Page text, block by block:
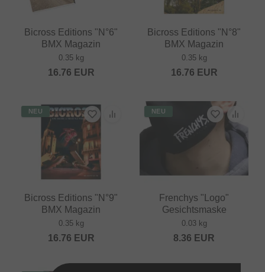
Bicross Editions "N°6"
BMX Magazin
0.35 kg
16.76 EUR
Bicross Editions "N°8"
BMX Magazin
0.35 kg
16.76 EUR
NEU
Bicross Editions "N°9"
BMX Magazin
0.35 kg
16.76 EUR
NEU
Frenchys "Logo"
Gesichtsmaske
0.03 kg
8.36 EUR